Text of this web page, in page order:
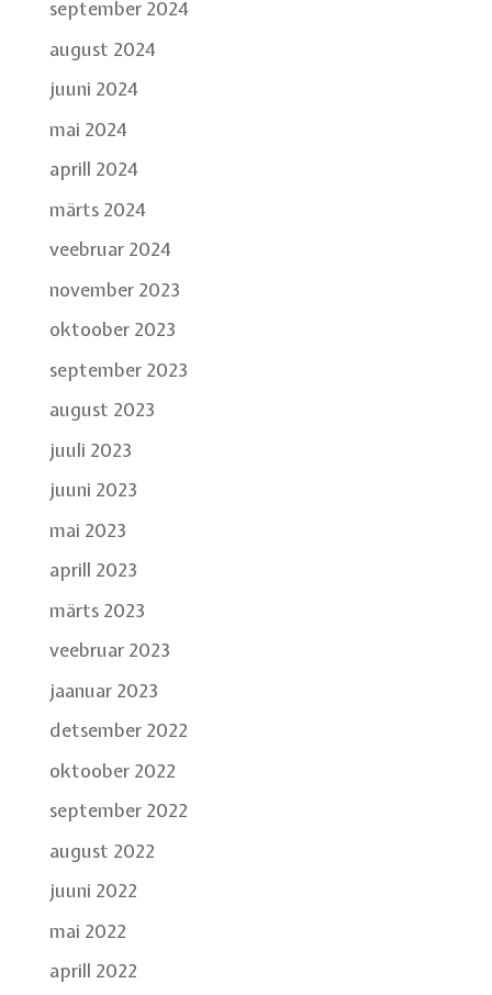
september 2024
august 2024
juuni 2024
mai 2024
aprill 2024
märts 2024
veebruar 2024
november 2023
oktoober 2023
september 2023
august 2023
juuli 2023
juuni 2023
mai 2023
aprill 2023
märts 2023
veebruar 2023
jaanuar 2023
detsember 2022
oktoober 2022
september 2022
august 2022
juuni 2022
mai 2022
aprill 2022